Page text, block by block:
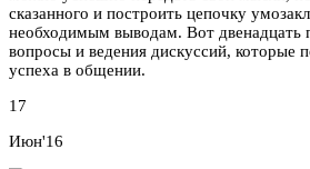
сказанного и построить цепочку
необходимым выводам. Вот двенадцать
вопросы и ведения дискуссий, которые
успеха в общении.
17
Июн'16